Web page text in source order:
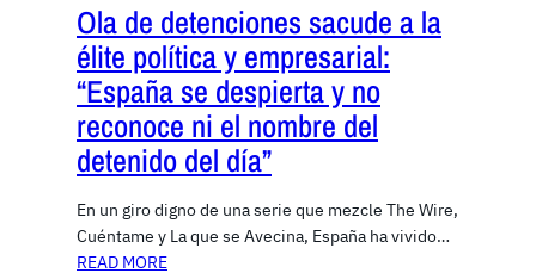
Ola de detenciones sacude a la
élite política y empresarial:
“España se despierta y no
reconoce ni el nombre del
detenido del día”
En un giro digno de una serie que mezcle The Wire,
Cuéntame y La que se Avecina, España ha vivido…
READ MORE